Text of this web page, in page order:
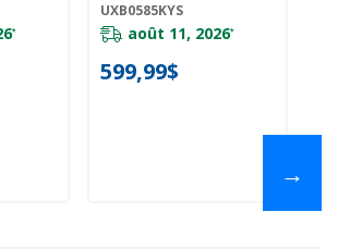
*
UXB0585KYS
août 11, 2026*
599,99$
→